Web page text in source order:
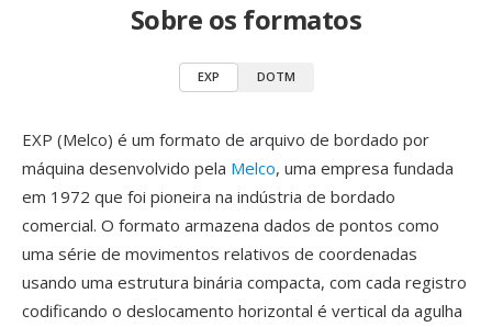
Sobre os formatos
EXP DOTM
EXP (Melco) é um formato de arquivo de bordado por
máquina desenvolvido pela Melco, uma empresa fundada
em 1972 que foi pioneira na indústria de bordado
comercial. O formato armazena dados de pontos como
uma série de movimentos relativos de coordenadas
usando uma estrutura binária compacta, com cada registro
codificando o deslocamento horizontal é vertical da agulha